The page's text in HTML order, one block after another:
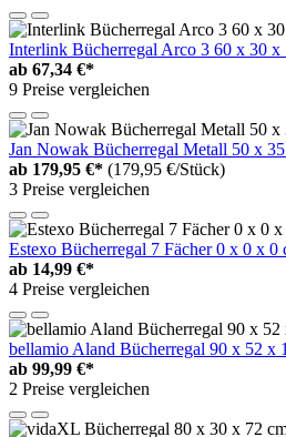
Interlink Bücherregal Arco 3 60 x 30 x
ab 67,34 €*
9 Preise vergleichen
Jan Nowak Bücherregal Metall 50 x
ab 179,95 €* (179,95 €/Stück)
3 Preise vergleichen
Estexo Bücherregal 7 Fächer 0 x 0 x 0
ab 14,99 €*
4 Preise vergleichen
bellamio Aland Bücherregal 90 x 52 x
ab 99,99 €*
2 Preise vergleichen